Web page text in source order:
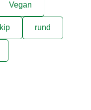
Vegan
kip rund